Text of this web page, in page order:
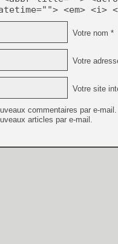
<em>
Votre nom *
Votre
Votre site
commentaires par e-mail.
articles par e-mail.